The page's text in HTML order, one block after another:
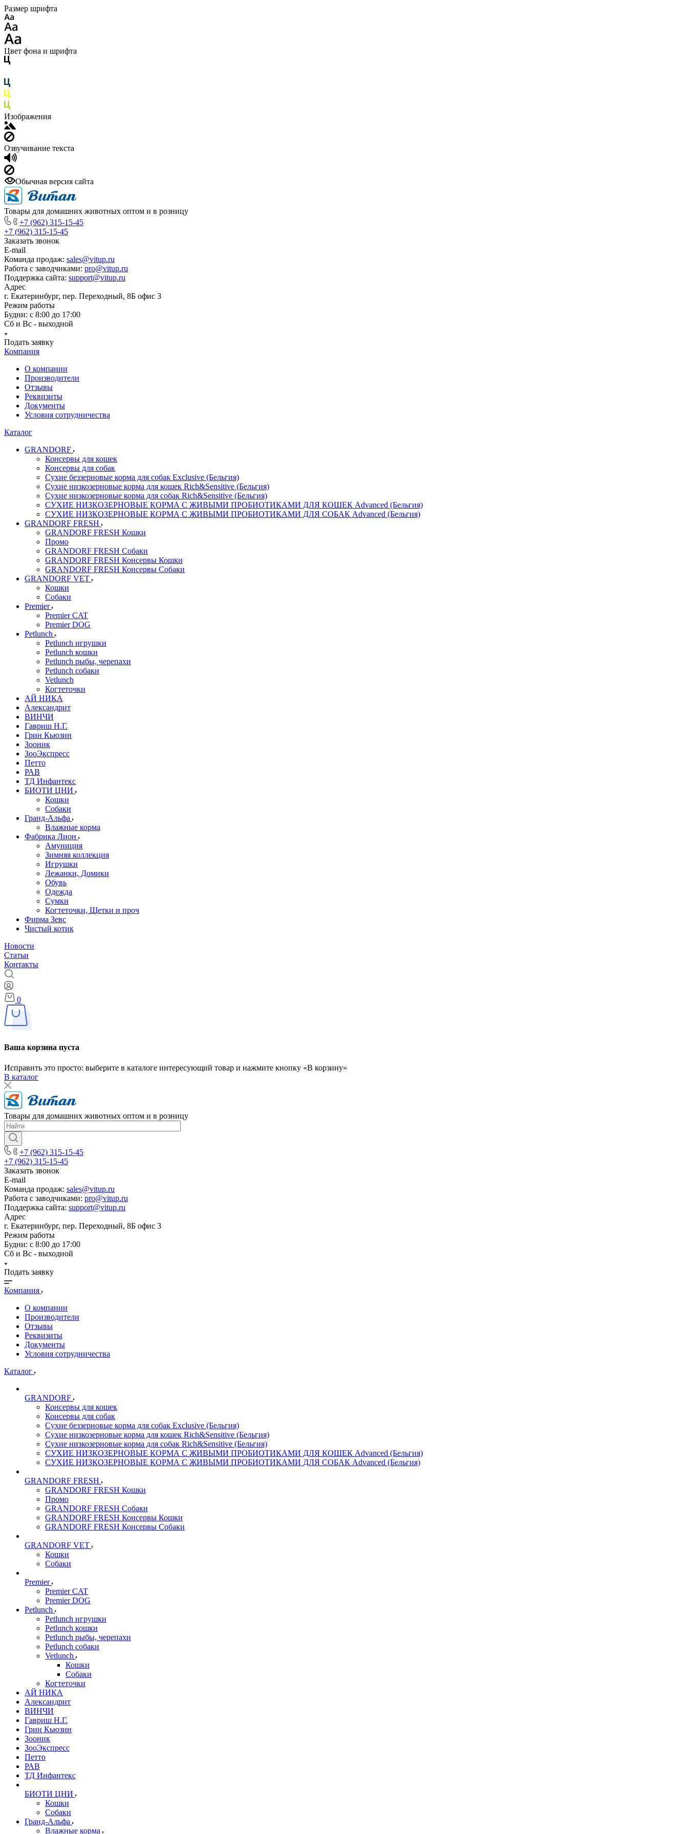
Размер шрифта
Цвет фона и шрифта
Изображения
Озвучивание текста
Обычная версия сайта
Товары для домашних животных оптом и в розницу
+7 (962) 315-15-45
+7 (962) 315-15-45
Заказать звонок
E-mail
Команда продаж: sales@vitup.ru
Работа с заводчиками: pro@vitup.ru
Поддержка сайта: support@vitup.ru
Адрес
г. Екатеринбург, пер. Переходный, 8Б офис 3
Режим работы
Будни: с 8:00 до 17:00
Сб и Вс - выходной
Подать заявку
Компания
О компании
Производители
Отзывы
Реквизиты
Документы
Условия сотрудничества
Каталог
GRANDORF
Консервы для кошек
Консервы для собак
Сухие беззерновые корма для собак Exclusive (Бельгия)
Сухие низкозерновые корма для кошек Rich&Sensitive (Бельгия)
Сухие низкозерновые корма для собак Rich&Sensitive (Бельгия)
СУХИЕ НИЗКОЗЕРНОВЫЕ КОРМА С ЖИВЫМИ ПРОБИОТИКАМИ ДЛЯ КОШЕК Advanced (Бельгия)
СУХИЕ НИЗКОЗЕРНОВЫЕ КОРМА С ЖИВЫМИ ПРОБИОТИКАМИ ДЛЯ СОБАК Advanced (Бельгия)
GRANDORF FRESH
GRANDORF FRESH Кошки
Промо
GRANDORF FRESH Собаки
GRANDORF FRESH Консервы Кошки
GRANDORF FRESH Консервы Собаки
GRANDORF VET
Кошки
Собаки
Premier
Premier CAT
Premier DOG
Petlunch
Petlunch игрушки
Petlunch кошки
Petlunch рыбы, черепахи
Petlunch собаки
Vetlunch
Когтеточки
АЙ НИКА
Александрит
ВИНЧИ
Гавриш Н.Г.
Грин Кьюзин
Зооник
ЗооЭкспресс
Петто
РАВ
ТД Инфантекс
БИОТИ ЦНИ
Кошки
Собаки
Гранд-Альфа
Влажные корма
Фабрика Лион
Амуниция
Зимняя коллекция
Игрушки
Лежанки, Домики
Обувь
Одежда
Сумки
Когтеточки, Щетки и проч
Фирма Зевс
Чистый котик
Новости
Статьи
Контакты
0
Ваша корзина пуста
Исправить это просто: выберите в каталоге интересующий товар и нажмите кнопку «В корзину»
В каталог
Товары для домашних животных оптом и в розницу
+7 (962) 315-15-45
+7 (962) 315-15-45
Заказать звонок
E-mail
Команда продаж: sales@vitup.ru
Работа с заводчиками: pro@vitup.ru
Поддержка сайта: support@vitup.ru
Адрес
г. Екатеринбург, пер. Переходный, 8Б офис 3
Режим работы
Будни: с 8:00 до 17:00
Сб и Вс - выходной
Подать заявку
Компания
О компании
Производители
Отзывы
Реквизиты
Документы
Условия сотрудничества
Каталог
GRANDORF
Консервы для кошек
Консервы для собак
Сухие беззерновые корма для собак Exclusive (Бельгия)
Сухие низкозерновые корма для кошек Rich&Sensitive (Бельгия)
Сухие низкозерновые корма для собак Rich&Sensitive (Бельгия)
СУХИЕ НИЗКОЗЕРНОВЫЕ КОРМА С ЖИВЫМИ ПРОБИОТИКАМИ ДЛЯ КОШЕК Advanced (Бельгия)
СУХИЕ НИЗКОЗЕРНОВЫЕ КОРМА С ЖИВЫМИ ПРОБИОТИКАМИ ДЛЯ СОБАК Advanced (Бельгия)
GRANDORF FRESH
GRANDORF FRESH Кошки
Промо
GRANDORF FRESH Собаки
GRANDORF FRESH Консервы Кошки
GRANDORF FRESH Консервы Собаки
GRANDORF VET
Кошки
Собаки
Premier
Premier CAT
Premier DOG
Petlunch
Petlunch игрушки
Petlunch кошки
Petlunch рыбы, черепахи
Petlunch собаки
Vetlunch
Кошки
Собаки
Когтеточки
АЙ НИКА
Александрит
ВИНЧИ
Гавриш Н.Г.
Грин Кьюзин
Зооник
ЗооЭкспресс
Петто
РАВ
ТД Инфантекс
БИОТИ ЦНИ
Кошки
Собаки
Гранд-Альфа
Влажные корма